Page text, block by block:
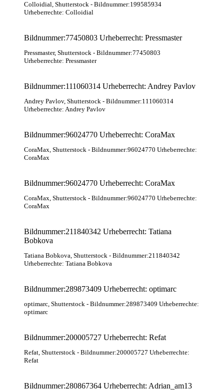
Colloidial, Shutterstock - Bildnummer:199585934
Urheberrechte: Colloidial
Bildnummer:77450803 Urheberrecht: Pressmaster
Pressmaster, Shutterstock - Bildnummer:77450803
Urheberrechte: Pressmaster
Bildnummer:111060314 Urheberrecht: Andrey Pavlov
Andrey Pavlov, Shutterstock - Bildnummer:111060314
Urheberrechte: Andrey Pavlov
Bildnummer:96024770 Urheberrecht: CoraMax
CoraMax, Shutterstock - Bildnummer:96024770 Urheberrechte:
CoraMax
Bildnummer:96024770 Urheberrecht: CoraMax
CoraMax, Shutterstock - Bildnummer:96024770 Urheberrechte:
CoraMax
Bildnummer:211840342 Urheberrecht: Tatiana
Bobkova
Tatiana Bobkova, Shutterstock - Bildnummer:211840342
Urheberrechte: Tatiana Bobkova
Bildnummer:289873409 Urheberrecht: optimarc
optimarc, Shutterstock - Bildnummer:289873409 Urheberrechte:
optimarc
Bildnummer:200005727 Urheberrecht: Refat
Refat, Shutterstock - Bildnummer:200005727 Urheberrechte:
Refat
Bildnummer:280867364 Urheberrecht: Adrian_am13